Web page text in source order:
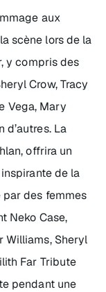
aux
scène lors de la
y compris des
Crow, Tracy
Vega, Mary
d’autres. La
offrira un
de la
des femmes
Neko Case,
Williams, Sheryl
Far Tribute
pendant une